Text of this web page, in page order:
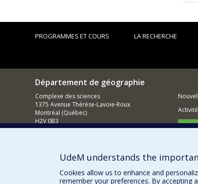
PROGRAMMES ET COURS LA RECHERCHE
Département de géographie
Complexe des sciences
1375 Avenue Thérèse-Lavoie-Roux
Montréal (Québec)
H2V 0B3
UdeM understands the
Cookies allow us to enhance and
remember your preferences. By accepting